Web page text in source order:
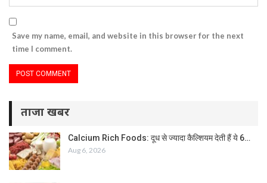
Save my name, email, and website in this browser for the next
time I comment.
ताजा खबर
Calcium Rich Foods: दूध से ज्यादा कैल्शियम देती हैं ये 6…
Aug 6, 2026